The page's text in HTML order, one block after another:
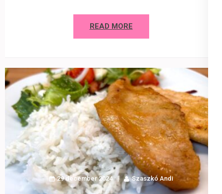
READ MORE
29 december 2024 Szaszkó Andi